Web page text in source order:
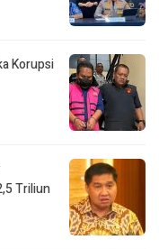
Korupsi
Triliun